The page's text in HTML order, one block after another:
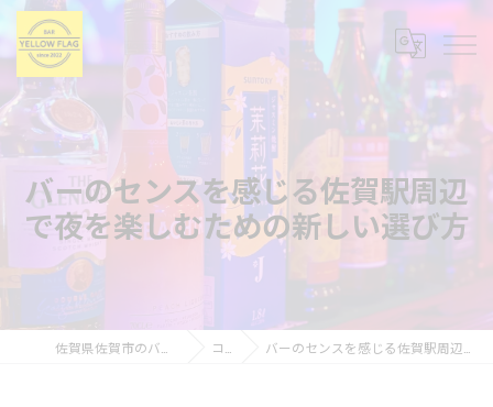
バーのセンスを感じる佐賀駅周辺
で夜を楽しむための新しい選び方
コラム バーのセンスを感じる佐賀駅周辺で夜を楽しむための新しい選び方